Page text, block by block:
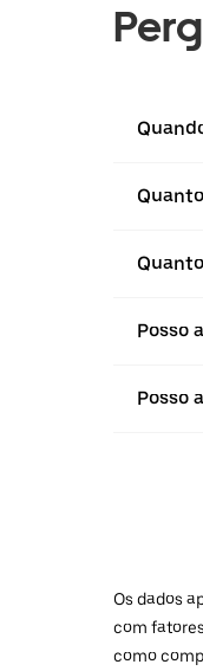
Posso
Posso
Os dados
com
como